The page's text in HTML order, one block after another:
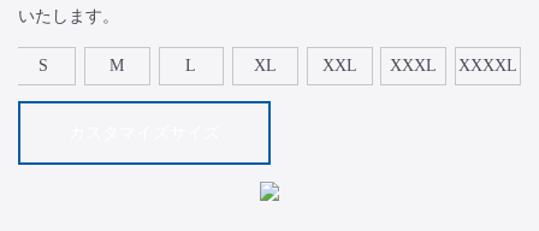
いたします。
S M L XL XXL XXXL XXXXL